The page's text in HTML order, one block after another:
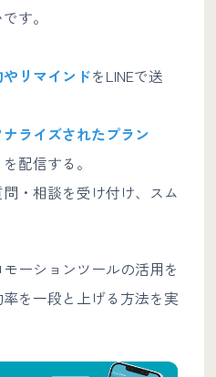
す。
リマインドをLINEで送
ライズされたプラン
配信する。
・相談を受け付け、スム
ーションツールの活用を
を一段と上げる方法を実